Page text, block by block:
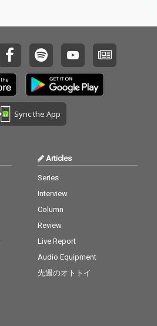
Sync the App
Articles
Series
Interview
Column
Review
Live Report
Audio Equipment
先週のオトトイ